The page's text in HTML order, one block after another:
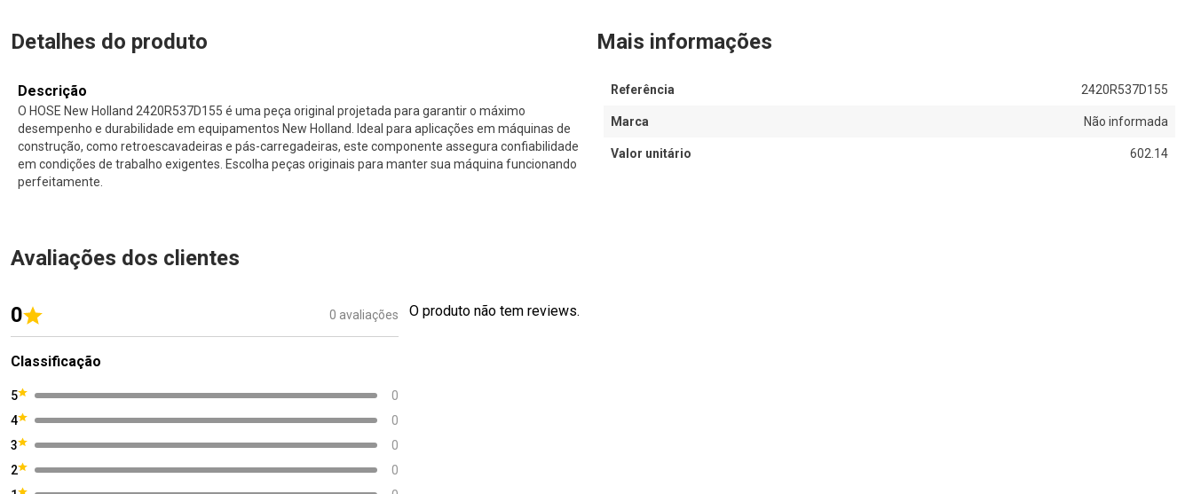
Detalhes do produto
Descrição
O HOSE New Holland 2420R537D155 é uma peça original projetada para garantir o máximo
desempenho e durabilidade em equipamentos New Holland. Ideal para aplicações em máquinas de
construção, como retroescavadeiras e pás-carregadeiras, este componente assegura confiabilidade
em condições de trabalho exigentes. Escolha peças originais para manter sua máquina funcionando
perfeitamente.
Mais informações
Referência 2420R537D155
Marca Não informada
Valor unitário 602.14
Avaliações dos clientes
0 0 avaliações
Classificação
5
0
4
0
3
0
2
0
O produto não tem reviews.